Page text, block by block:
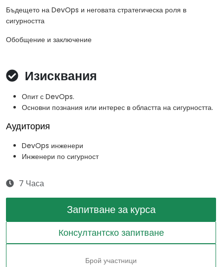
Бъдещето на DevOps и неговата стратегическа роля в
сигурността
Обобщение и заключение
Изисквания
Опит с DevOps.
Основни познания или интерес в областта на сигурността.
Аудитория
DevOps инженери
Инженери по сигурност
7 Часа
Запитване за курса
Консултантско запитване
Брой участници